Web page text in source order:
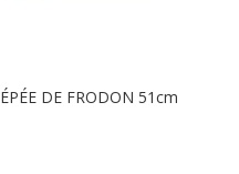
DE FRODON 51cm